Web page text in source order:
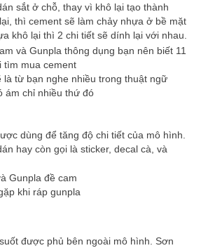
sắt ở chỗ, thay vì khô lại tạo thành
thì cement sẽ làm chảy nhựa ở bề mặt
khô lại thì 2 chi tiết sẽ dính lại với nhau.
tìm mua cement
là từ bạn nghe nhiều trong thuật ngữ
ám chỉ nhiều thứ đó
dùng để tăng độ chi tiết của mô hình.
hay còn gọi là sticker, decal cà, và
khi ráp gunpla
được phủ bên ngoài mô hình. Sơn